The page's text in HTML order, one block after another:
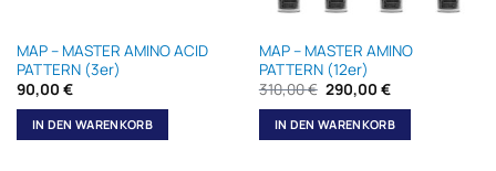
MAP – MASTER AMINO ACID
PATTERN (3er)
90,00 €
IN DEN WARENKORB
MAP – MASTER AMINO
PATTERN (12er)
Ursprünglicher
Preis
war:
310,00 €
310,00€ Aktueller
Preis
ist:
310,00 €.
290,00 €
IN DEN WARENKORB